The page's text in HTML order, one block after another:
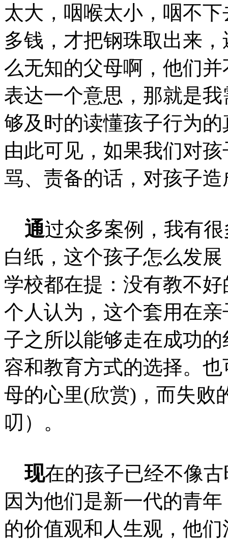
太大，咽喉太小，咽不
多钱，才把钢珠取出来
么无知的父母啊，他们
表达一个意思，那就是
够及时的读懂孩子行为
由此可见，如果我们对
骂、责备的话，对孩子
通过众多案例，我有
白纸，这个孩子怎么发
学校都在提：没有教不
个人认为，这个套用在
子之所以能够走在成功
容和教育方式的选择。
母的心里(欣赏)，而失败
叨）。
现在的孩子已经不像
因为他们是新一代的青
的价值观和人生观，他